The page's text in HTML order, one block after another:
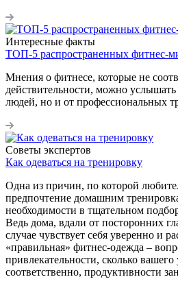
Интересные факты
ТОП-5 распространенных фитнес-
Мнения о фитнесе, которые не
действительности, можно
людей, но и от профессиональных
Советы экспертов
Как одеваться на тренировку
Одна из причин, по которой
предпочтение домашним
необходимости в тщательном
Ведь дома, вдали от посторонних
случае чувствует себя уверенно и
«правильная» фитнес-одежда –
привлекательности, сколько вашего
соответственно, продуктивности